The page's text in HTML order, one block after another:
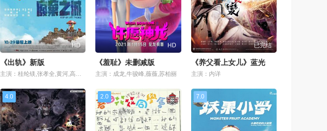
HD
《出轨》新版
主演：桂纶镁,张孝全,黄河,高捷,李烈
HD
《羞耻》未删减版
主演：成龙,牛骏峰,薇薇,苏柏丽
已完结
《养父看上女儿》蓝光
主演：内详
4.0 2.0 7.0